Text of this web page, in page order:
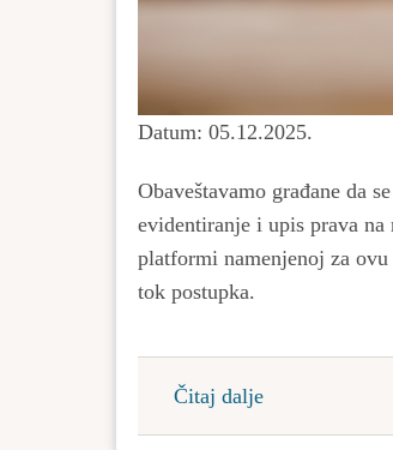
Datum: 05.12.2025.
Obaveštavamo građane da
evidentiranje i upis prava
platformi namenjenoj za
tok postupka.
Čitaj dalje
Obaveštenje